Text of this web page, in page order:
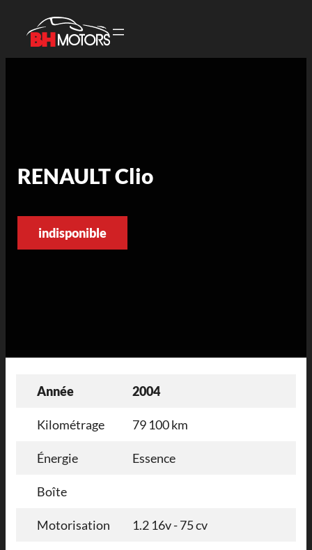
RENAULT Clio
indisponible
Année 2004
Kilométrage 79 100 km
Énergie Essence
Boîte
Motorisation 1.2 16v - 75 cv